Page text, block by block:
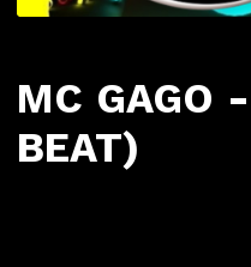
MC GAGO
BEAT)